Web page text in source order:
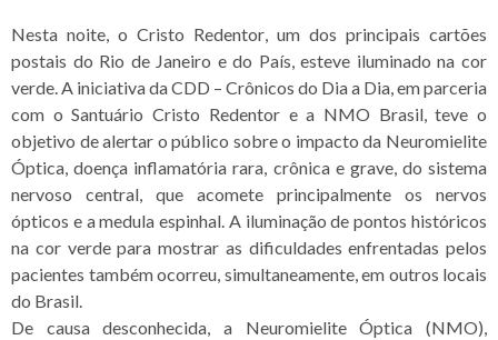
Nesta noite, o Cristo Redentor, um dos principais cartões
postais do Rio de Janeiro e do País, esteve iluminado na cor
verde. A iniciativa da CDD – Crônicos do Dia a Dia, em parceria
com o Santuário Cristo Redentor e a NMO Brasil, teve o
objetivo de alertar o público sobre o impacto da Neuromielite
Óptica, doença inflamatória rara, crônica e grave, do sistema
nervoso central, que acomete principalmente os nervos
ópticos e a medula espinhal. A iluminação de pontos históricos
na cor verde para mostrar as dificuldades enfrentadas pelos
pacientes também ocorreu, simultaneamente, em outros locais
do Brasil.
De causa desconhecida, a Neuromielite Óptica (NMO),